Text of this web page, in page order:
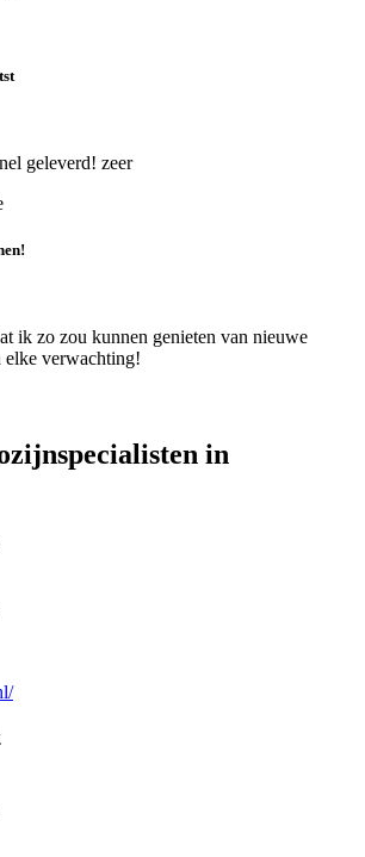
geleverd! zeer
ik zo zou kunnen genieten van nieuwe
verwachting!
in